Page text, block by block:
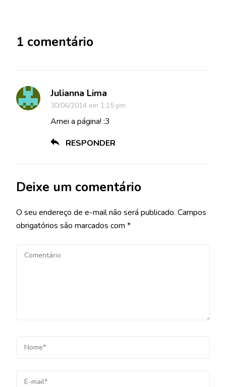
1 comentário
Julianna Lima
30/06/2014 em 1:15 pm
Amei a página! :3
RESPONDER
Deixe um comentário
O seu endereço de e-mail não será publicado. Campos
obrigatórios são marcados com *